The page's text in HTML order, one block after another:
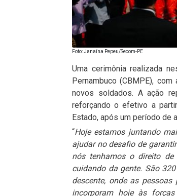
Foto: Janaína Pepeu/Secom-PE
Uma cerimônia realizada
Pernambuco (CBMPE),
novos soldados. A ação
reforçando o efetivo a
Estado, após um período de
“Hoje estamos juntando
ajudar no desafio de
nós tenhamos o direito
cuidando da gente. São
descente, onde as
incorporam hoje às